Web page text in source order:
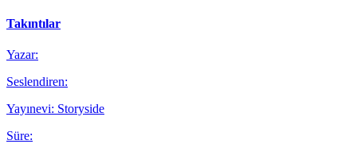
Takıntılar
Yazar:
Seslendiren:
Yayınevi: Storyside
Süre: